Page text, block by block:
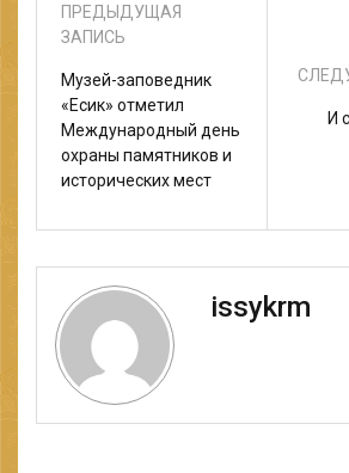
ПРЕДЫДУЩАЯ
ЗАПИСЬ
Музей-заповедник
«Есик» отметил
Международный день
охраны памятников и
исторических мест
И
issykrm